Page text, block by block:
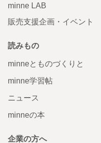
minne LAB
販売支援企画・イベント
読みもの
minneとものづくりと
minne学習帖
ニュース
minneの本
企業の方へ